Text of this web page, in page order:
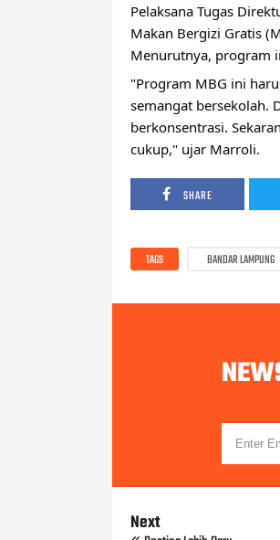
Pelaksana Tugas
Makan Bergizi Gratis
Menurutnya, program
"Program MBG ini
semangat bersekolah.
berkonsentrasi.
cukup," ujar Marroli.
SHARE
TAGS BANDAR LAMPUNG
Next